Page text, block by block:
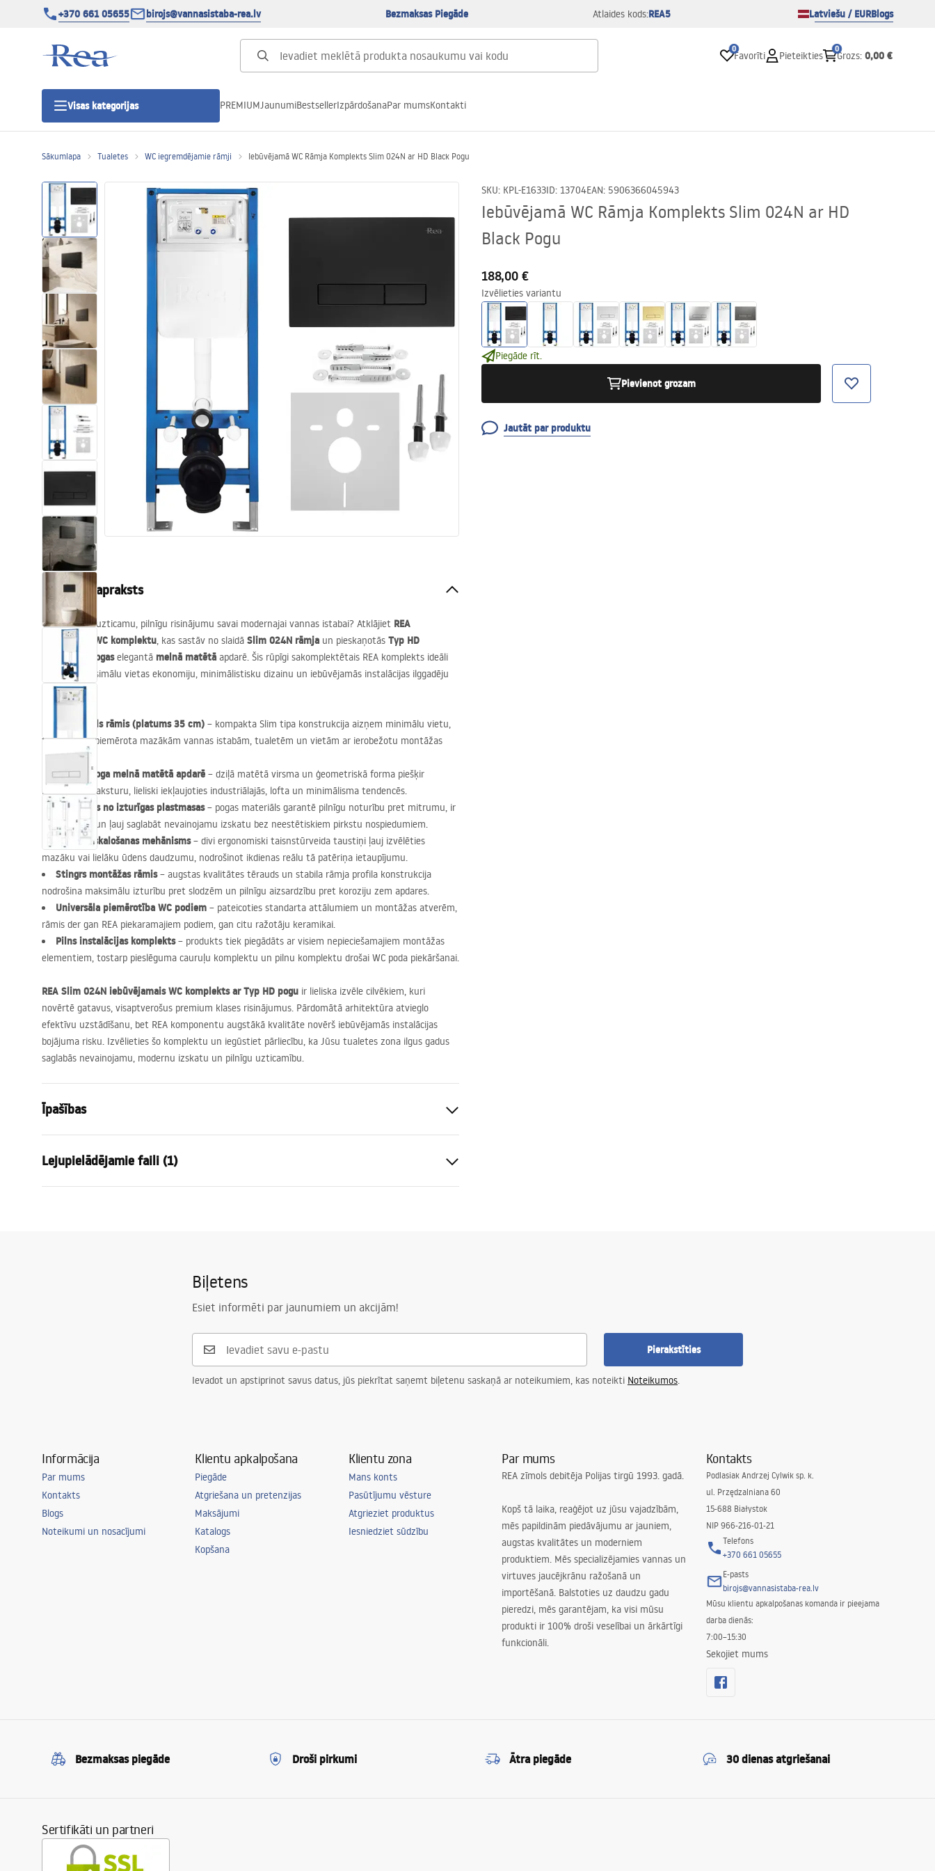
+370 661 05655 birojs@vannasistaba-rea.lv Bezmaksas Piegāde Atlaides kods:REA5 Latviešu / EURBlogs
0
Favorīti Pieteikties
0
Grozs: 0,00 €
Visas kategorijas
Dušas durvis
Vannas istabas dušas paliktņi
Lineāras dušas notekas
Izlietnes
Vannas un ekrāni
Vannas istabas jaucējkrāni
Vannas istabas dušas
Virtuve
Vannas istabas piederumi
PREMIUMJaunumiBestsellerIzpārdošanaPar mumsKontakti
Sākumlapa Tualetes WC iegremdējamie rāmji Iebūvējamā WC Rāmja Komplekts Slim 024N ar HD Black Pogu
SKU: KPL-E1633ID: 13704EAN: 5906366045943
Iebūvējamā WC Rāmja Komplekts Slim 024N ar HD
Black Pogu
188,00 €
Izvēlieties variantu
Piegāde rīt.
Pievienot grozam
Jautāt par produktu
Produkta apraksts
Vai meklējat uzticamu, pilnīgu risinājumu savai modernajai vannas istabai? Atklājiet REA
iebūvējamo WC komplektu, kas sastāv no slaidā Slim 024N rāmja un pieskaņotās Typ HD
skalošanas pogaselegantā melnā matētā apdarē. Šis rūpīgi sakomplektētais REA komplekts ideāli
apvieno maksimālu vietas ekonomiju, minimālistisku dizainu un iebūvējamās instalācijas ilggadēju
izturību.
Īpaši slaids rāmis (platums 35 cm) – kompakta Slim tipa konstrukcija aizņem minimālu vietu,
tāpēc lieliski piemērota mazākām vannas istabām, tualetēm un vietām ar ierobežotu montāžas
telpu.
Typ HD poga melnā matētā apdarē – dziļā matētā virsma un ģeometriskā forma piešķir
izteiksmīgu raksturu, lieliski iekļaujoties industriālajās, lofta un minimālisma tendencēs.
Izgatavots no izturīgas plastmasas– pogas materiāls garantē pilnīgu noturību pret mitrumu, ir
viegli tīrāms un ļauj saglabāt nevainojamu izskatu bez neestētiskiem pirkstu nospiedumiem.
Divkāršs skalošanas mehānisms– divi ergonomiski taisnstūrveida taustiņi ļauj izvēlēties
mazāku vai lielāku ūdens daudzumu, nodrošinot ikdienas reālu tā patēriņa ietaupījumu.
Stingrs montāžas rāmis– augstas kvalitātes tērauds un stabila rāmja profila konstrukcija
nodrošina maksimālu izturību pret slodzēm un pilnīgu aizsardzību pret koroziju zem apdares.
Universāla piemērotība WC podiem – pateicoties standarta attālumiem un montāžas atverēm,
rāmis der gan REA piekaramajiem podiem, gan citu ražotāju keramikai.
Pilns instalācijas komplekts– produkts tiek piegādāts ar visiem nepieciešamajiem montāžas
elementiem, tostarp pieslēguma cauruļu komplektu un pilnu komplektu drošai WC poda piekāršanai.
REA Slim 024N iebūvējamais WC komplekts ar Typ HD pogu ir lieliska izvēle cilvēkiem, kuri
novērtē gatavus, visaptverošus premium klases risinājumus. Pārdomātā arhitektūra atvieglo
efektīvu uzstādīšanu, bet REA komponentu augstākā kvalitāte novērš iebūvējamās instalācijas
bojājuma risku. Izvēlieties šo komplektu un iegūstiet pārliecību, ka Jūsu tualetes zona ilgus gadus
saglabās nevainojamu, modernu izskatu un pilnīgu uzticamību.
Īpašības
Modelis
Savietojamas skalošanas pogas
Tips HD
120 mēneši tērauda konstrukcijai, 24
Lejupielādējamie faili (1)
Biļetens
Esiet informēti par jaunumiem un akcijām!
Pierakstīties
Ievadot un apstiprinot savus datus, jūs piekrītat saņemt biļetenu saskaņā ar noteikumiem, kas noteikti Noteikumos.
Informācija
Par mums
Kontakts
Blogs
Noteikumi un nosacījumi
Klientu apkalpošana
Piegāde
Atgriešana un pretenzijas
Maksājumi
Katalogs
Kopšana
Klientu zona
Mans konts
Pasūtījumu vēsture
Atgrieziet produktus
Iesniedziet sūdzību
Par mums
REA zīmols debitēja Polijas tirgū 1993. gadā.
Kopš tā laika, reaģējot uz jūsu vajadzībām,
mēs papildinām piedāvājumu ar jauniem,
augstas kvalitātes un moderniem
produktiem. Mēs specializējamies vannas un
virtuves jaucējkrānu ražošanā un
importēšanā. Balstoties uz daudzu gadu
pieredzi, mēs garantējam, ka visi mūsu
produkti ir 100% droši veselībai un ārkārtīgi
funkcionāli.
Kontakts
Podlasiak Andrzej Cylwik sp. k.
ul. Przędzalniana 60
15-688 Białystok
NIP 966-216-01-21
Telefons
+370 661 05655
E-pasts
birojs@vannasistaba-rea.lv
Mūsu klientu apkalpošanas komanda ir pieejama
darba dienās:
7:00–15:30
Sekojiet mums
Bezmaksas piegāde Droši pirkumi Ātra piegāde 30 dienas atgriešanai
Sertifikāti un partneri